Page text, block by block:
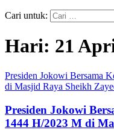
Cari untuk:
Hari: 21
Presiden Jokowi Bersama
di Masjid Raya Sheikh
Presiden Jokowi
1444 H/2023 M di